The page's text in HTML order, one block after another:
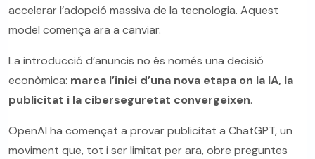
accelerar l’adopció massiva de la tecnologia. Aquest
model comença ara a canviar.
La introducció d’anuncis no és només una decisió
econòmica: marca l’inici d’una nova etapa on la IA, la
publicitat i la ciberseguretat convergeixen.
OpenAI ha començat a provar publicitat a ChatGPT, un
moviment que, tot i ser limitat per ara, obre preguntes